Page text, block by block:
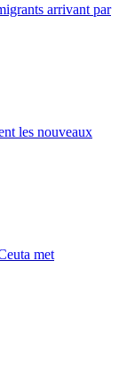
arrivant par
les nouveaux
met